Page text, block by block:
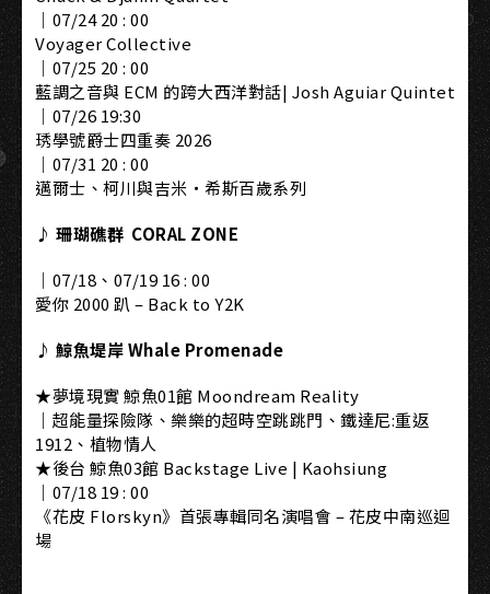
｜07/24 20 : 00
Voyager Collective
｜07/25 20 : 00
藍調之音與 ECM 的跨大西洋對話| Josh Aguiar Quintet
｜07/26 19:30
琇學號爵士四重奏 2026
｜07/31 20 : 00
邁爾士、柯川與吉米・希斯百歲系列
♪ 珊瑚礁群 CORAL ZONE
｜07/18、07/19 16 : 00
愛你 2000 趴 – Back to Y2K
♪ 鯨魚堤岸 Whale Promenade
★夢境現實 鯨魚01館 Moondream Reality
｜超能量探險隊、樂樂的超時空跳跳門、鐵達尼:重返
1912、植物情人
★後台 鯨魚03館 Backstage Live | Kaohsiung
｜07/18 19 : 00
《花皮 Florskyn》首張專輯同名演唱會 – 花皮中南巡迴
場